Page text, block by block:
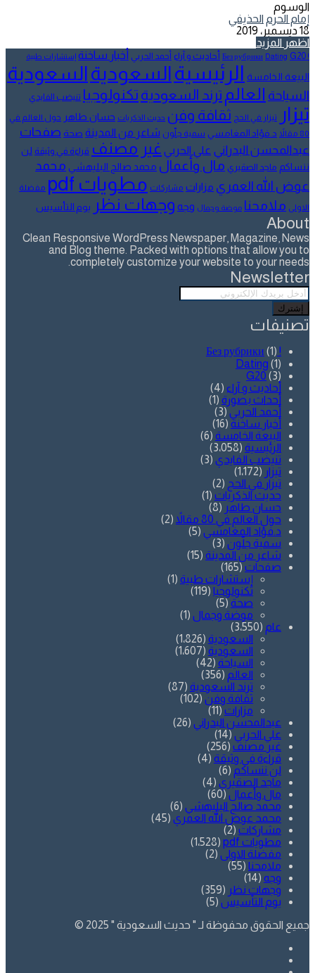
الوسوم
إمام الحرم الحذيفي
18 ديسمبر، 2019
اظهر المزيد
! Без рубрики
Dating G20 أحاديث و آراء أحمد الحربي أخبار ساخنة إستشارات طبية
البيعة الخامسة الرئيسيةالسعوديةالسعودية
السياحة العالم ترند السعودية تكنولوجيا تنيضب الفايدي
تيزار تيزار في الحج ثقافة وفن حديث الذكريات حسان طاهر حول العالم في
80 مقالاً
د.فؤاد المغامسي سمية جلّون شاعر من المدينة صحة صفحات
عبدالمحسن البدراني علي الحربي غير مصنف قراءة في وثيقة لن
ننساكم ماجد الصقيري مال وأعمال محمد صالح البليهشي محمد
عوض الله العمري مزارات مشاركات مطويات pdf مفضلة
الاولى ملامحنا موضة وجمال وجه وجهات نظر يوم التأسيس
About
Clean Responsive WordPress Newspaper, Magazine, News
and Blog theme. Packed with options that allow you to
completely customize your website to your needs.
Newsletter
أدخل
بريدك
الإلكتروني
تصنيفات
! Без рубрики
(1)
Dating (1)
G20 (3)
أحاديث و آراء (4)
أحداث بصورة (1)
أحمد الحربي (3)
أخبار ساخنة (16)
البيعة الخامسة (6)
الرئيسية (3٬058)
تنيضب الفايدي (3)
تيزار (1٬172)
تيزار في الحج (2)
حديث الذكريات (1)
حسان طاهر (8)
حول العالم في 80 مقالاً
(2)
د.فؤاد المغامسي (5)
سمية جلّون (3)
شاعر من المدينة (15)
صفحات (165)
إستشارات طبية (1)
تكنولوجيا (119)
صحة (5)
موضة وجمال (1)
عام (3٬550)
السعودية (1٬826)
السعودية (1٬607)
السياحة (42)
العالم (356)
ترند السعودية (87)
ثقافة وفن (102)
مزارات (11)
عبدالمحسن البدراني (26)
علي الحربي (14)
غير مصنف (256)
قراءة في وثيقة (4)
لن ننساكم (6)
ماجد الصقيري (4)
مال وأعمال (60)
محمد صالح البليهشي (6)
محمد عوض الله العمري (45)
مشاركات (2)
مطويات pdf
(1٬528)
مفضلة الاولى (2)
ملامحنا (55)
وجه (14)
وجهات نظر (359)
يوم التأسيس (5)
جميع الحقوق محفوظة لـ " حديث السعودية " 2025 ©